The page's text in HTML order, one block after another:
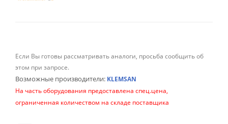
Если Вы готовы рассматривать аналоги, просьба сообщить об
этом при запросе.
Возможные производители: KLEMSAN
На часть оборудования предоставлена спец.цена,
ограниченная количеством на складе поставщика